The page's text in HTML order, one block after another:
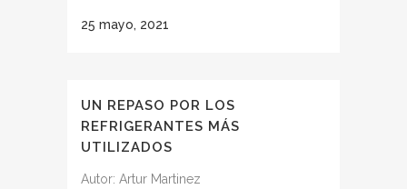
25 mayo, 2021
UN REPASO POR LOS
REFRIGERANTES MÁS
UTILIZADOS
Autor: Artur Martinez